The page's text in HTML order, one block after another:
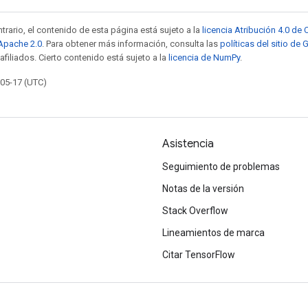
el contenido de esta página está sujeto a la licencia Atribución 4.0 de
2.0 . Para obtener más información, consulta las políticas del sitio de
Cierto contenido está sujeto a la licencia de NumPy.
17 (UTC)
Asistencia
Seguimiento de problemas
Notas de la versión
Stack Overflow
Lineamientos de marca
Citar TensorFlow